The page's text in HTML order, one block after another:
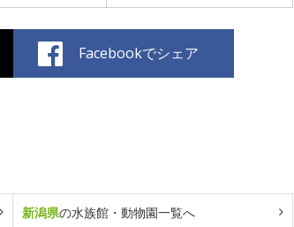
Facebookでシェア
新潟県の水族館・動物園一覧へ